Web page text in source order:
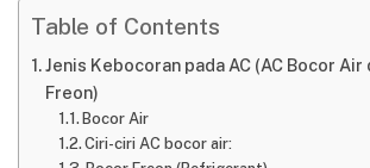
Table of Contents
Jenis Kebocoran pada AC (AC Bocor Air
Freon)
Bocor Air
Ciri-ciri AC bocor air: